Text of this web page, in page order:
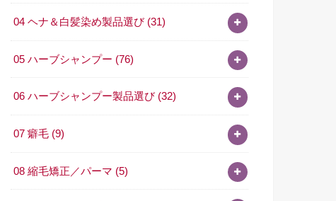
04 ヘナ＆白髪染め製品選び (31)
05 ハーブシャンプー (76)
06 ハーブシャンプー製品選び (32)
07 癖毛 (9)
08 縮毛矯正／パーマ (5)